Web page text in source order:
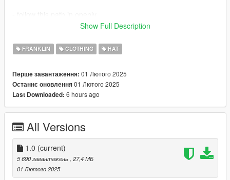
x64v.rpf/models/cdimages/streamedpedprops.rpf/player_one_p
- https://www.gta5-mods.com/tools/emfsp-easy-mod-folder-for-
sp-player-mods
--------------------------------------------------------------------------------
- . if you want any Help
- . If you have any suggestions or ideas For Franklin :
- .Discord:
Show Full Description
FRANKLIN CLOTHING HAT
Перше завантаження: 01 Лютого 2025
Останнє оновлення01 Лютого 2025
Last Downloaded: 6 hours ago
All Versions
1.0 (current)
5 690 завантажень , 27,4 МБ
01 Лютого 2025